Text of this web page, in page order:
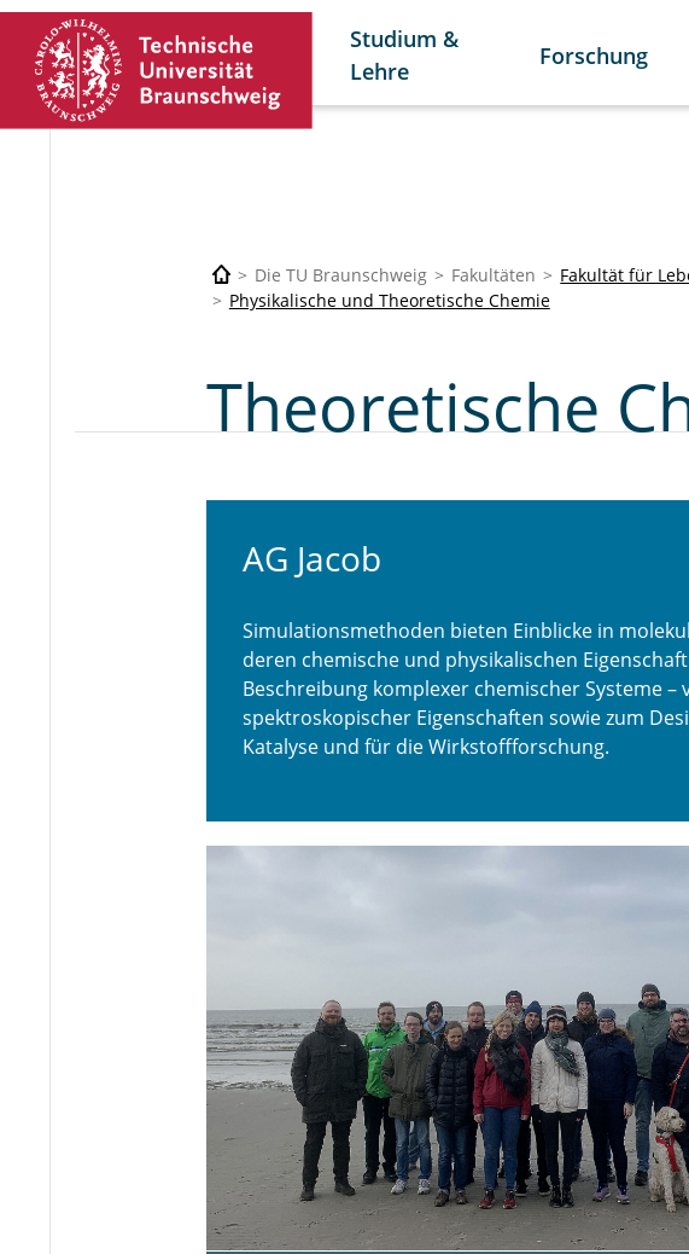
Studium &
Lehre
Forschung
Die TU Braunschweig Fakultäten Fakultät für
Physikalische und Theoretische Chemie
Theoretische
AG Jacob
Simulationsmethoden bieten Einblicke in
deren chemische und physikalischen
Beschreibung komplexer chemischer Systeme
spektroskopischer Eigenschaften sowie zum
Katalyse und für die Wirkstoffforschung.